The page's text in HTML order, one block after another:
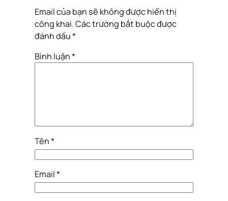
Email của bạn sẽ không được hiển thị
công khai.Các trường bắt buộc được
đánh dấu*
Bình luận*
Tên*
Email*